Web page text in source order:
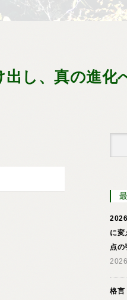
し、真の進化
に変
点の
格言